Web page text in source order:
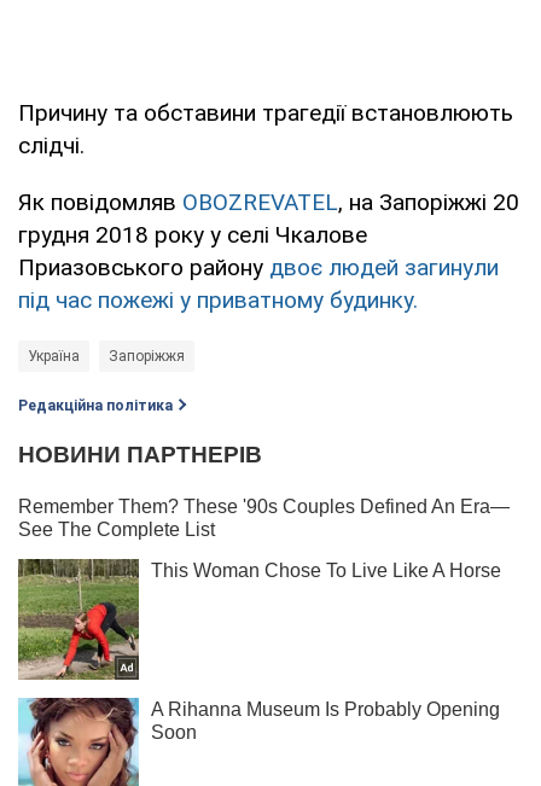
Причину та обставини трагедії встановлюють
слідчі.
Як повідомляв OBOZREVATEL, на Запоріжжі 20
грудня 2018 року у селі Чкалове
Приазовського району двоє людей загинули
під час пожежі у приватному будинку.
Україна Запоріжжя
Редакційна політика